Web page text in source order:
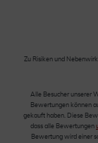
Zu Risiken und
Alle Besucher unserer
Bewertungen können
gekauft haben. Diese
dass alle Bewertungen
Bewertung wird einer